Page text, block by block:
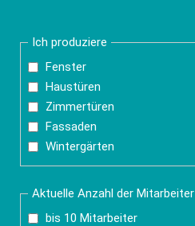
Ich produziere
Fenster
Haustüren
Zimmertüren
Fassaden
Wintergärten
Aktuelle Anzahl der Mitarbeiter
bis 10 Mitarbeiter